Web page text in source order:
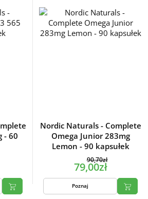
- 60
Nordic Naturals - Complete
Omega Junior 283mg
Lemon - 90 kapsułek
90,70zł
79,00zł
Poznaj